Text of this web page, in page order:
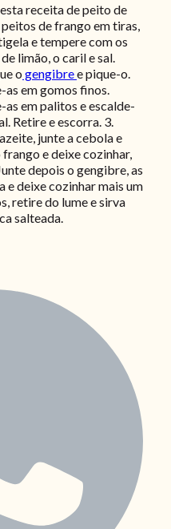
receita de peito de
de frango em tiras,
e tempere com os
limão, o caril e sal.
o gengibree pique-o.
em gomos finos.
as em palitos e escalde-
Retire e escorra. 3.
junte a cebola e
e deixe cozinhar,
depois o gengibre, as
e deixe cozinhar mais um
retire do lume e sirva
salteada.